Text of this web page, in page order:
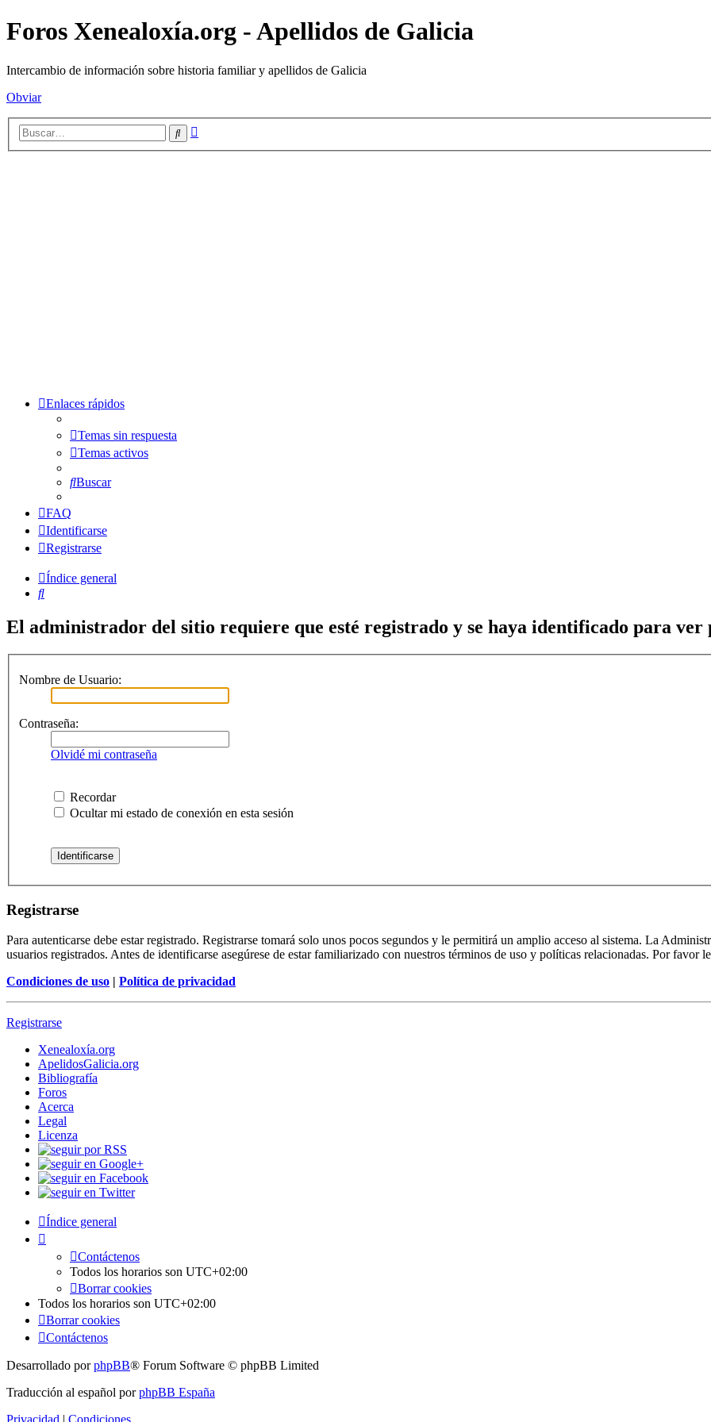
Foros Xenealoxía.org - Apellidos de Galicia
Intercambio de información sobre historia familiar y apellidos de Galicia
Obviar
Buscar
Enlaces rápidos
Temas sin respuesta
Temas activos
Buscar
FAQ
Identificarse
Registrarse
Índice general
Buscar
El administrador del sitio requiere que esté registrado y se haya identificado para ver
Nombre de Usuario:
Contraseña:
Olvidé mi contraseña
Recordar
Ocultar mi estado de conexión en esta sesión
Registrarse
Para autenticarse debe estar registrado. Registrarse tomará solo unos pocos segundos y le permitirá un amplio acceso al sistema. La
usuarios registrados. Antes de identificarse asegúrese de estar familiarizado con nuestros términos de uso y políticas relacionadas. Por favor
Condiciones de uso | Política de privacidad
Registrarse
Xenealoxía.org
ApelidosGalicia.org
Bibliografía
Foros
Acerca
Legal
Licenza
Índice general
Contáctenos
Todos los horarios son UTC+02:00
Borrar cookies
Todos los horarios son UTC+02:00
Borrar cookies
Contáctenos
Desarrollado porphpBB® Forum Software © phpBB Limited
Traducción al español porphpBB España